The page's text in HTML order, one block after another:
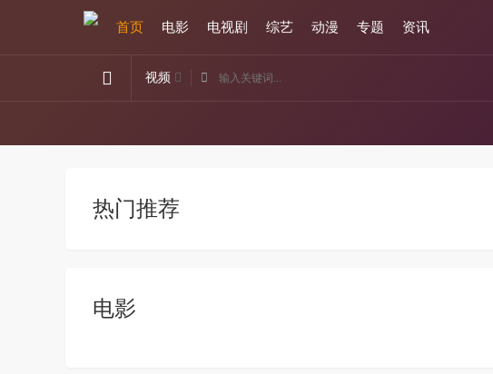
首页 电影 电视剧 综艺 动漫 专题 资讯
视频
热门推荐
电影